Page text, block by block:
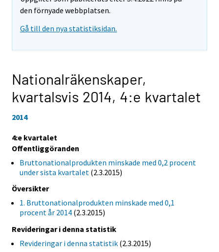
den förnyade webbplatsen.
Gå till den nya statistiksidan.
Nationalräkenskaper,
kvartalsvis 2014, 4:e kvartalet
2014
4:e kvartalet
Offentliggöranden
Bruttonationalprodukten minskade med 0,2 procent
under sista kvartalet (2.3.2015)
Översikter
1. Bruttonationalprodukten minskade med 0,1
procent år 2014 (2.3.2015)
Revideringar i denna statistik
Revideringar i denna statistik (2.3.2015)